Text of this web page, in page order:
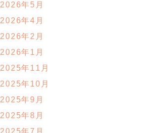
2026年5月
2026年4月
2026年2月
2026年1月
2025年11月
2025年10月
2025年9月
2025年8月
2025年7月